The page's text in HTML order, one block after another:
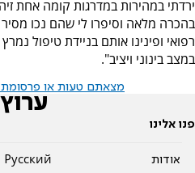
ירדתי במהירות במדרגות קומה אחת
בהכרה מלאה וסיפרו לי שהם נכו
רפואי ופינינו אותם בניידת טיפול
במצב בינוני ויציב".
מצאתם טעות או פרסומת
פנו אלינו
אודות
Pусский